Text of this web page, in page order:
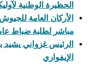
الحظيرة الوطنية
الأركان العامة
مباشر لطلبة ضباط
الرئيس غزواني يشيد
الإيفواري